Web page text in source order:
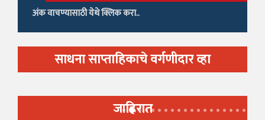
अंक वाचण्यासाठी येथे क्लिक करा..
साधना साप्ताहिकाचे वर्गणीदार व्हा
जाहिरात